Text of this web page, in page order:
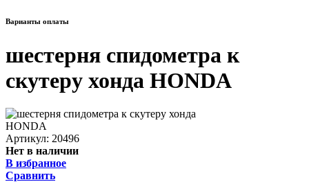
Варианты оплаты
шестерня спидометра к
скутеру хонда HONDA
Артикул: 20496
Нет в наличии
В избранное
Сравнить